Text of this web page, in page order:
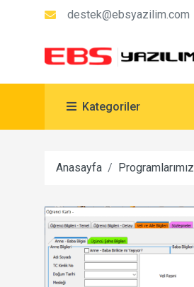
destek@ebsyazilim.com
Kategoriler
Anasayfa Programlarımız